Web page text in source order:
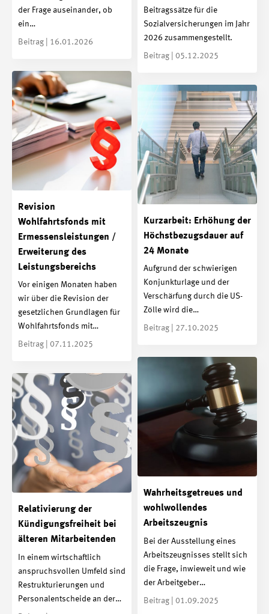
der Frage auseinander, ob
ein…
Beitrag | 16.01.2026
Beitragssätze für die
Sozialversicherungen im Jahr
2026 zusammengestellt.
Beitrag | 05.12.2025
Revision
Wohlfahrtsfonds mit
Ermessensleistungen /
Erweiterung des
Leistungsbereichs
Vor einigen Monaten haben
wir über die Revision der
gesetzlichen Grundlagen für
Wohlfahrtsfonds mit…
Beitrag | 07.11.2025
Kurzarbeit: Erhöhung der
Höchstbezugsdauer auf
24 Monate
Aufgrund der schwierigen
Konjunkturlage und der
Verschärfung durch die US-
Zölle wird die…
Beitrag | 27.10.2025
Wahrheitsgetreues und
wohlwollendes
Arbeitszeugnis
Bei der Ausstellung eines
Arbeitszeugnisses stellt sich
die Frage, inwieweit und wie
der Arbeitgeber…
Beitrag | 01.09.2025
Relativierung der
Kündigungsfreiheit bei
älteren Mitarbeitenden
In einem wirtschaftlich
anspruchsvollen Umfeld sind
Restrukturierungen und
Personalentscheide an der…